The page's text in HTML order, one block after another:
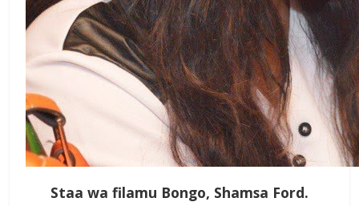
Staa wa filamu Bongo, Shamsa Ford.